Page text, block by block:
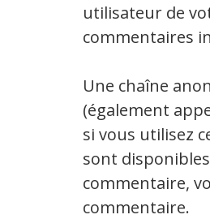
utilisateur de
commentaires
Une chaîne
(également
si vous utilisez
sont
commentaire,
commentaire.